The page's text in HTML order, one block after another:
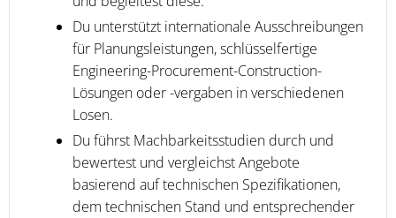
Du unterstützt internationale Ausschreibungen
für Planungsleistungen, schlüsselfertige
Engineering-Procurement-Construction-
Lösungen oder -vergaben in verschiedenen
Losen.
Du führst Machbarkeitsstudien durch und
bewertest und vergleichst Angebote
basierend auf technischen Spezifikationen,
dem technischen Stand und entsprechender